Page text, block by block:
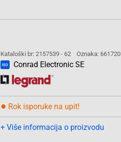
Kataloški br: 2157539 - 62 Oznaka: 661720
ISO Conrad Electronic SE
● Rok isporuke na upit!
+ Više informacija o proizvodu